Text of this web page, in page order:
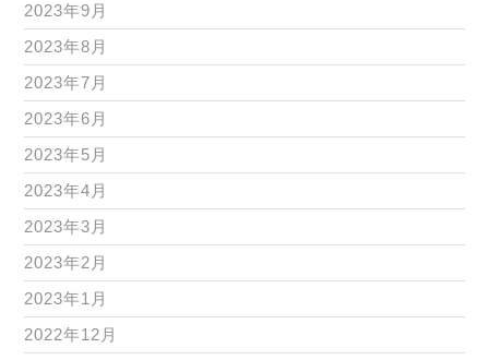
2023年9月
2023年8月
2023年7月
2023年6月
2023年5月
2023年4月
2023年3月
2023年2月
2023年1月
2022年12月